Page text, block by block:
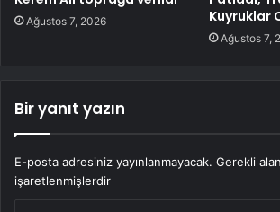
Ağustos 7, 2026
Kuyruklar
Ağustos 7,
Bir yanıt yazın
E-posta adresiniz yayınlanmayacak. Gerekli
işaretlenmişlerdir